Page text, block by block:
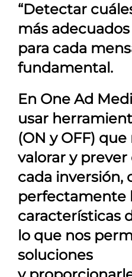
“Detectar
más adecuados
para cada
fundamental.
En One Ad
usar
(ON y OFF)
valorar y
cada inversión,
perfectamente
características
lo que nos
soluciones